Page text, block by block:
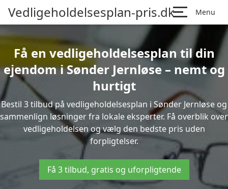
Vedligeholdelsesplan-pris.dk Menu
Få en vedligeholdelsesplan til din
ejendom i Sønder Jernløse – nemt og
hurtigt
Bestil 3 tilbud på vedligeholdelsesplan i Sønder Jernløse og
sammenlign løsninger fra lokale eksperter. Få overblik over
vedligeholdelsen og vælg den bedste pris uden
forpligtelser.
Få 3 tilbud, gratis og uforpligtende